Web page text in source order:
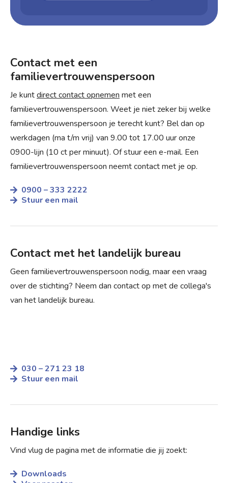
Contact met een
familievertrouwenspersoon
Je kuntdirect contact opnemen met een
familievertrouwenspersoon. Weet je niet zeker bij welke
familievertrouwenspersoon je terecht kunt? Bel dan op
werkdagen (ma t/m vrij) van 9.00 tot 17.00 uur onze
0900-lijn (10 ct per minuut). Of stuur een e-mail. Een
familie­vertrouwens­persoon neemt contact met je op.
0900 – 333 2222
Stuur een mail
Contact met het landelijk bureau
Geen familievertrouwenspersoon nodig, maar een vraag
over de stichting? Neem dan contact op met de collega's
van het landelijk bureau.
030 – 271 23 18
Stuur een mail
Handige links
Vind vlug de pagina met de informatie die jij zoekt:
Downloads